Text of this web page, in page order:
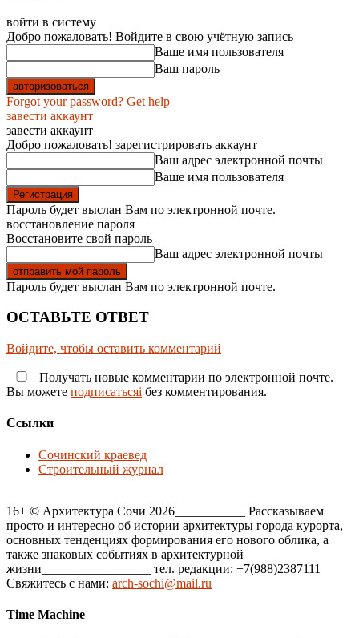
войти в систему
Добро пожаловать! Войдите в свою учётную запись
Ваше имя пользователя
Ваш пароль
Forgot your password? Get help
завести аккаунт
завести аккаунт
Добро пожаловать! зарегистрировать аккаунт
Ваш адрес электронной почты
Ваше имя пользователя
Пароль будет выслан Вам по электронной почте.
восстановление пароля
Восстановите свой пароль
Ваш адрес электронной почты
Пароль будет выслан Вам по электронной почте.
ОСТАВЬТЕ ОТВЕТ
Войдите, чтобы оставить комментарий
Получать новые комментарии по электронной почте.
Вы можете подписатьсяi без комментирования.
Ссылки
Сочинский краевед
Строительный журнал
16+ © Архитектура Сочи 2026___________ Рассказываем
просто и интересно об истории архитектуры города курорта,
основных тенденциях формирования его нового облика, а
также знаковых событиях в архитектурной
жизни_________________ тел. редакции: +7(988)2387111
Свяжитесь с нами: arch-sochi@mail.ru
Time Machine